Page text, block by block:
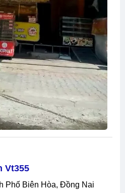
Vt355
Phố Biên Hòa, Đồng Nai